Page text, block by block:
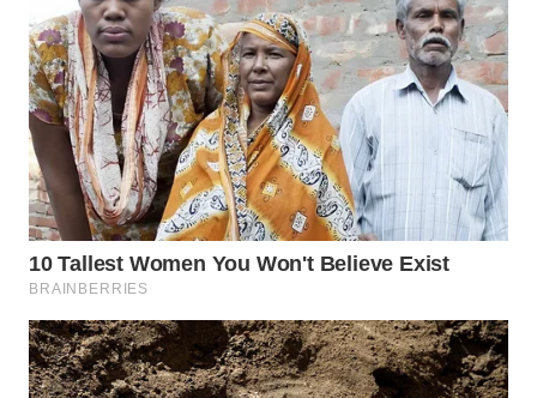
WN
NUSANTARA
WN
JOGJA
JATIM
WN
BALI
WN